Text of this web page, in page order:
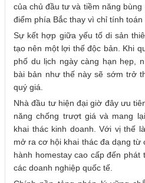
của chủ đầu tư và tiềm năng
điểm phía Bắc thay vì chỉ tính
Sự kết hợp giữa yếu tố di sản
tạo nên một lợi thế độc bản. Khi
phố du lịch ngày càng hạn hẹp,
bài bản như thế này sẽ sớm trở
quý giá.
Nhà đầu tư hiện đại giờ đây ưu
năng chống trượt giá và mang
khai thác kinh doanh. Với vị thế
mở ra cơ hội khai thác đa dạng từ
hành homestay cao cấp đến phát
các doanh nghiệp quốc tế.